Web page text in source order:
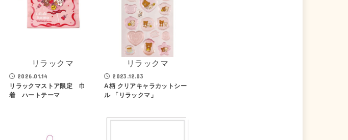
リラックマ
2026.01.14
リラックマストア限定 巾
着 ハートテーマ
リラックマ
2023.12.03
A柄 クリアキャラカットシー
ル 「リラックマ」